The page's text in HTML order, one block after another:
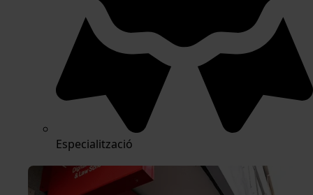
Especialització